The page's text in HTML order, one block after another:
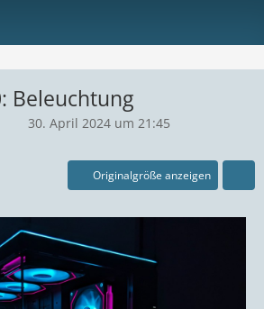
Beleuchtung
30. April 2024 um 21:45
Originalgröße anzeigen